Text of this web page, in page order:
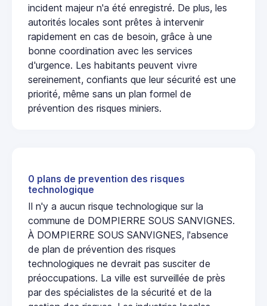
incident majeur n'a été enregistré. De plus, les
autorités locales sont prêtes à intervenir
rapidement en cas de besoin, grâce à une
bonne coordination avec les services
d'urgence. Les habitants peuvent vivre
sereinement, confiants que leur sécurité est une
priorité, même sans un plan formel de
prévention des risques miniers.
0 plans de prevention des risques
technologique
Il n'y a aucun risque technologique sur la
commune de DOMPIERRE SOUS SANVIGNES.
À DOMPIERRE SOUS SANVIGNES, l'absence
de plan de prévention des risques
technologiques ne devrait pas susciter de
préoccupations. La ville est surveillée de près
par des spécialistes de la sécurité et de la